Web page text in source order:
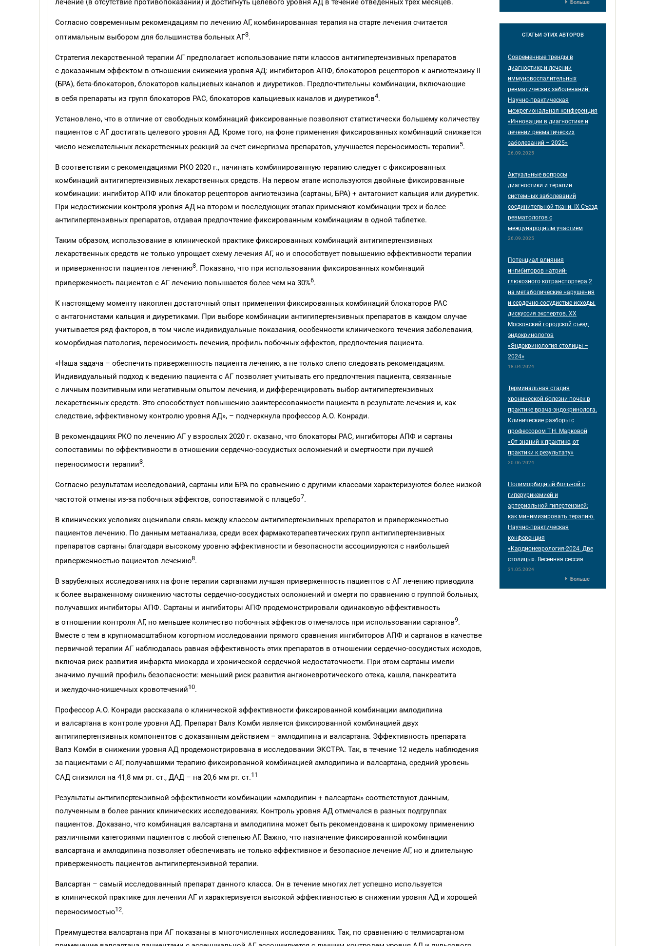
лечение (в отсутствие противопоказаний) и достигнуть целевого уровня АД в течение отведенных трех месяцев.
Согласно современным рекомендациям по лечению АГ, комбинированная терапия на старте лечения считается
оптимальным выбором для большинства больных АГ3.
Стратегия лекарственной терапии АГ предполагает использование пяти классов антигипертензивных препаратов
с доказанным эффектом в отношении снижения уровня АД: ингибиторов АПФ, блокаторов рецепторов к ангиотензину II
(БРА), бета-блокаторов, блокаторов кальциевых каналов и диуретиков. Предпочтительны комбинации, включающие
в себя препараты из групп блокаторов РАС, блокаторов кальциевых каналов и диуретиков4.
Установлено, что в отличие от свободных комбинаций фиксированные позволяют статистически большему количеству
пациентов с АГ достигать целевого уровня АД. Кроме того, на фоне применения фиксированных комбинаций снижается
число нежелательных лекарственных реакций за счет синергизма препаратов, улучшается переносимость терапии5.
В соответствии с рекомендациями РКО 2020 г., начинать комбинированную терапию следует с фиксированных
комбинаций антигипертензивных лекарственных средств. На первом этапе используются двойные фиксированные
комбинации: ингибитор АПФ или блокатор рецепторов ангиотензина (сар­таны, БРА) + антагонист кальция или диуретик.
При недостижении контроля уровня АД на втором и последующих этапах применяют комбинации трех и более
антигипертензивных препаратов, отдавая предпочтение фиксированным комбинациям в одной таблетке.
Таким образом, использование в клинической практике фиксированных комбинаций антигипертензивных
лекарственных средств не только упрощает схему лечения АГ, но и способствует повышению эффективности терапии
и приверженности пациентов лечению3. Показано, что при использовании фиксированных комбинаций
приверженность пациентов с АГ лечению повышается более чем на 30%6.
К настоящему моменту накоплен достаточный опыт применения фиксированных комбинаций блокаторов РАС
с антагонистами кальция и диуретиками. При выборе комбинации антигипертензивных препаратов в каждом случае
учитывается ряд факторов, в том числе индивидуальные показания, особенности клинического течения заболевания,
коморбидная патология, переносимость лечения, профиль побочных эффектов, предпочтения пациента.
«Наша задача – обеспечить приверженность пациента лечению, а не только слепо следовать рекомендациям.
Индивидуальный подход к ведению пациента с АГ позволяет учитывать его предпочтения пациента, связанные
с личным позитивным или негативным опытом лечения, и дифференцировать выбор антигипертензивных
лекарственных средств. Это способствует повышению заинтересованности пациента в результате лечения и, как
следствие, эффективному контролю уровня АД», – подчеркнула профессор А.О. Конради.
В рекомендациях РКО по лечению АГ у взрослых 2020 г. сказано, что блокаторы РАС, ингибиторы АПФ и сар­таны
сопоставимы по эффективности в отношении сердечно-сосудистых осложнений и смертности при лучшей
переносимости терапии3.
Согласно результатам исследований, сартаны или БРА по сравнению с другими классами характеризуются более низкой
частотой отмены из-за побочных эффектов, сопоставимой с плацебо7.
В клинических условиях оценивали связь между классом антигипертензивных препаратов и приверженностью
пациентов лечению. По данным метаанализа, среди всех фармакотерапевтических групп антигипертензивных
препаратов сартаны благодаря высокому уровню эффективности и безопасности ассоциируются с наибольшей
приверженностью пациентов лечению8.
В зарубежных исследованиях на фоне терапии сартанами лучшая приверженность пациентов с АГ лечению приводила
к более выраженному снижению частоты сердечно-сосудистых осложнений и смерти по сравнению с группой больных,
получавших ингибиторы АПФ. Сартаны и ингибиторы АПФ продемонстрировали одинаковую эффективность
в отношении контроля АГ, но меньшее количество побочных эффектов отмечалось при использовании сартанов9.
Вместе с тем в крупномасштабном когортном исследовании прямого сравнения ингибиторов АПФ и сартанов в качестве
первичной терапии АГ наблюдалась равная эффективность этих препаратов в отношении сердечно-сосудистых исходов,
включая риск развития инфаркта миокарда и хронической сердечной недостаточности. При этом сартаны имели
значимо лучший профиль безопасности: меньший риск развития ангионевротического отека, кашля, панкреатита
и желудочно-кишечных кровотечений10.
Профессор А.О. Конради рассказала о клинической эффективности фиксированной комбинации амлодипина
и валсартана в контроле уровня АД. Препарат Валз Комби является фиксированной комбинацией двух
антигипертензивных компонентов с доказанным действием – амлодипина и валсартана. Эффективность препарата
Валз Комби в снижении уровня АД продемонстрирована в исследовании ЭКСТРА. Так, в течение 12 недель наблюдения
за пациентами с АГ, получавшими терапию фиксированной комбинацией амлодипина и валсартана, средний уровень
САД снизился на 41,8 мм рт. ст., ДАД – на 20,6 мм рт. ст.11
Результаты антигипертензивной эффективности комбинации «амлодипин + валсартан» соответствуют данным,
полученным в более ранних клинических исследованиях. Конт­роль уровня АД отмечался в разных подгруппах
пациентов. Доказано, что комбинация валсартана и амлодипина может быть рекомендована к широкому применению
различными категориями пациентов с любой степенью АГ. Важно, что назначение фиксированной комбинации
валсартана и амлодипина позволяет обеспечивать не только эффективное и безопасное лечение АГ, но и длительную
приверженность пациентов антигипертензивной терапии.
Валсартан – самый исследованный препарат данного класса. Он в течение многих лет успешно используется
в клинической практике для лечения АГ и характеризуется высокой эффективностью в снижении уровня АД и хорошей
переносимостью12.
Преимущества валсартана при АГ показаны в многочисленных исследованиях. Так, по сравнению с телмисартаном
Больше
СТАТЬИ ЭТИХ АВТОРОВ
Современные тренды в
диагностике и лечении
иммуновоспалительных
ревматических заболеваний.
Научно-практическая
межрегиональная конференция
«Инновации в диагностике и
лечении ревматических
заболеваний – 2025»
26.09.2025
Актуальные вопросы
диагностики и терапии
системных заболеваний
соединительной ткани. IX Съезд
ревматологов с
международным участием
26.09.2025
Потенциал влияния
ингибиторов натрий-
глюкозного котранспортера 2
на метаболические нарушения
и сердечно-сосудистые исходы:
дискуссия экспертов. XX
Московский городской съезд
эндокринологов
«Эндокринология столицы –
2024»
18.04.2024
Терминальная стадия
хронической болезни почек в
практике врача-эндокринолога.
Клинические разборы с
профессором Т.Н. Марковой
«От знаний к практике, от
практики к результату»
20.06.2024
Полиморбидный больной с
гиперурикемией и
артериальной гипертензией:
как минимизировать терапию.
Научно-практическая
конференция
«Кардионеврология-2024. Две
столицы». Весенняя сессия
31.05.2024
Больше